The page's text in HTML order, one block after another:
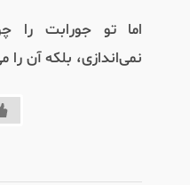
اما تو جورابت
نمی‌اندازی، بلکه آن